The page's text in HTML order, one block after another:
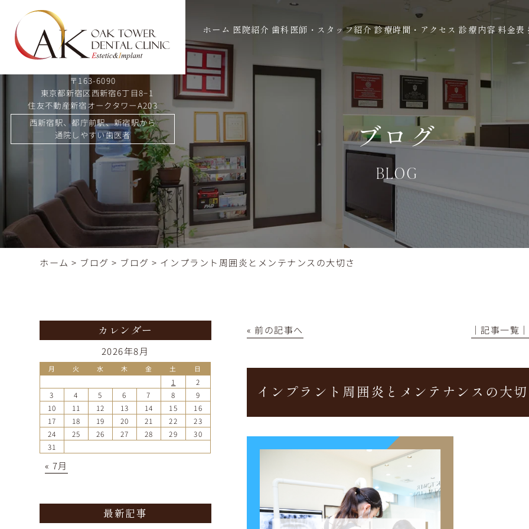
〒163-6090
東京都新宿区西新宿6丁目8−1
住友不動産新宿オークタワーA203
西新宿駅、都庁前駅、新宿駅から
通院しやすい歯医者
ホーム 医院紹介 歯科医師・スタッフ紹介 診療時間・アクセス 診療内容 料金表
ブログ
BLOG
ホーム > ブログ > ブログ > インプラント周囲炎とメンテナンスの大切さ
« 前の記事へ │記事一覧│
インプラント周囲炎とメンテナンスの大切
カレンダー
2026年8月
月 火 水 木 金 土 日
1
2
3
4 5 6 7 8
9
10
11 12 13 14 15
16
17
18 19 20 21 22
23
24
25 26 27 28 29
30
31
« 7月
最新記事